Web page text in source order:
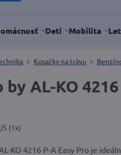
Deti Mobilita
Kosačky na trávu
by AL-KO
/5 (1x)
KO 4216 P-A Easy Pro je